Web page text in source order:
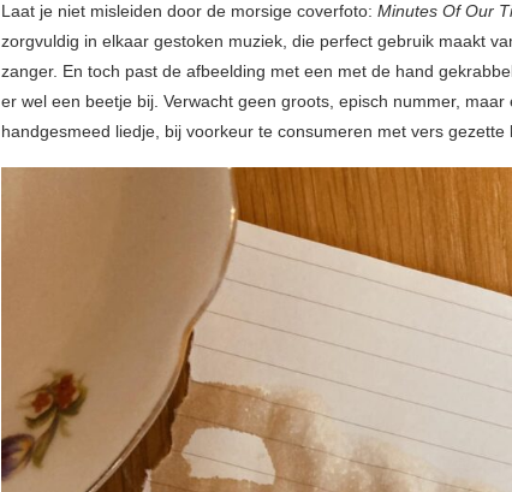
Laat je niet misleiden door de morsige coverfoto: Minutes Of Our
zorgvuldig in elkaar gestoken muziek, die perfect gebruik maakt
zanger. En toch past de afbeelding met een met de hand
er wel een beetje bij. Verwacht geen groots, episch nummer, maar
handgesmeed liedje, bij voorkeur te consumeren met vers gezette